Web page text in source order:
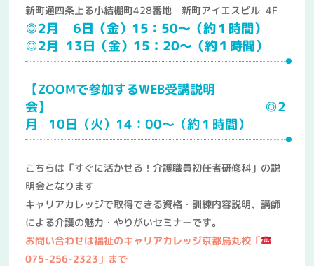
新町通四条上る小結棚町428番地 新町アイエスビル 4F
◎2月 6日（金）15：50～（約１時間）
◎2月 13日（金）15：20～（約１時間）
【ZOOMで参加するWEB受講説明
会】 ◎2
月 10日（火）14：00～（約１時間）
こちらは「すぐに活かせる！介護職員初任者研修科」の説
明会となります
キャリアカレッジで取得できる資格・訓練内容説明、講師
による介護の魅力・やりがいセミナーです。
お問い合わせは福祉のキャリアカレッジ京都烏丸校「
075-256-2323」まで